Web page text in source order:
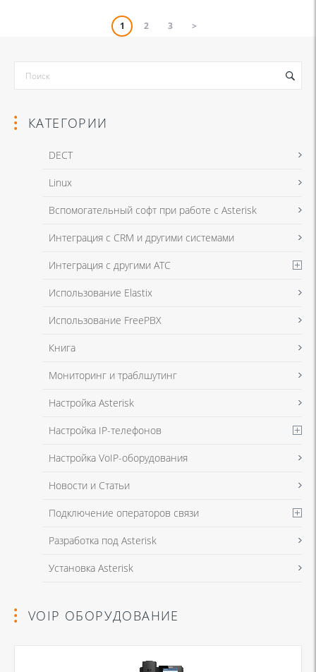
1 2 3 >
КАТЕГОРИИ
DECT
Linux
Вспомогательный софт при работе с Asterisk
Интеграция с CRM и другими системами
Интеграция с другими АТС
Использование Elastix
Использование FreePBX
Книга
Мониторинг и траблшутинг
Настройка Asterisk
Настройка IP-телефонов
Настройка VoIP-оборудования
Новости и Статьи
Подключение операторов связи
Разработка под Asterisk
Установка Asterisk
VOIP ОБОРУДОВАНИЕ